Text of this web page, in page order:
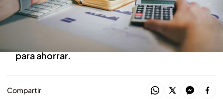
Eurostat, aunque nos lo gastamos en
consumir.
Las redes sociales se llenan de trucos virales
para ahorrar.
Compartir